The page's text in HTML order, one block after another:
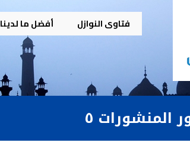
فتاوى النوازل أفضل ما لدينا
٥